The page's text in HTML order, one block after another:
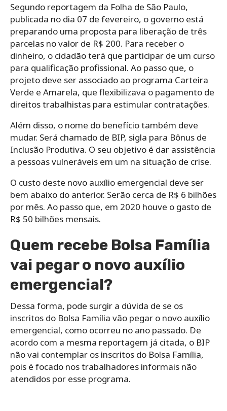
Segundo reportagem da Folha de São Paulo,
publicada no dia 07 de fevereiro, o governo está
preparando uma proposta para liberação de três
parcelas no valor de R$ 200. Para receber o
dinheiro, o cidadão terá que participar de um curso
para qualificação profissional. Ao passo que, o
projeto deve ser associado ao programa Carteira
Verde e Amarela, que flexibilizava o pagamento de
direitos trabalhistas para estimular contratações.
Além disso, o nome do benefício também deve
mudar. Será chamado de BIP, sigla para Bônus de
Inclusão Produtiva. O seu objetivo é dar assistência
a pessoas vulneráveis em um na situação de crise.
O custo deste novo auxílio emergencial deve ser
bem abaixo do anterior. Serão cerca de R$ 6 bilhões
por mês. Ao passo que, em 2020 houve o gasto de
R$ 50 bilhões mensais.
Quem recebe Bolsa Família
vai pegar o novo auxílio
emergencial?
Dessa forma, pode surgir a dúvida de se os
inscritos do Bolsa Família vão pegar o novo auxílio
emergencial, como ocorreu no ano passado. De
acordo com a mesma reportagem já citada, o BIP
não vai contemplar os inscritos do Bolsa Família,
pois é focado nos trabalhadores informais não
atendidos por esse programa.